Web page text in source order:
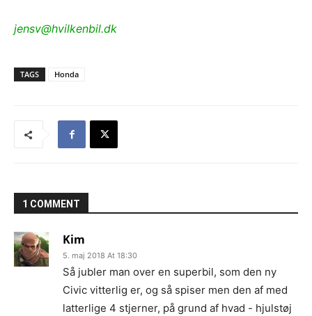
jensv@hvilkenbil.dk
TAGS Honda
1 COMMENT
Kim
5. maj 2018 At 18:30
Så jubler man over en superbil, som den ny
Civic vitterlig er, og så spiser men den af med
latterlige 4 stjerner, på grund af hvad - hjulstøj